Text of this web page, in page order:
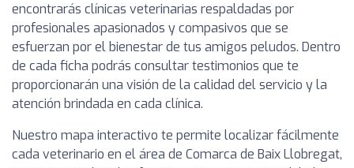
encontrarás clínicas veterinarias respaldadas por
profesionales apasionados y compasivos que se
esfuerzan por el bienestar de tus amigos peludos. Dentro
de cada ficha podrás consultar testimonios que te
proporcionarán una visión de la calidad del servicio y la
atención brindada en cada clínica.
Nuestro mapa interactivo te permite localizar fácilmente
cada veterinario en el área de Comarca de Baix Llobregat,